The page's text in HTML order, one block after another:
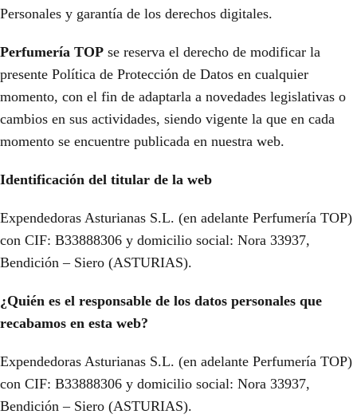
Personales y garantía de los derechos digitales.
Perfumería TOP se reserva el derecho de modificar la
presente Política de Protección de Datos en cualquier
momento, con el fin de adaptarla a novedades legislativas o
cambios en sus actividades, siendo vigente la que en cada
momento se encuentre publicada en nuestra web.
Identificación del titular de la web
Expendedoras Asturianas S.L. (en adelante Perfumería TOP)
con CIF: B33888306 y domicilio social: Nora 33937,
Bendición – Siero (ASTURIAS).
¿Quién es el responsable de los datos personales que
recabamos en esta web?
Expendedoras Asturianas S.L. (en adelante Perfumería TOP)
con CIF: B33888306 y domicilio social: Nora 33937,
Bendición – Siero (ASTURIAS).